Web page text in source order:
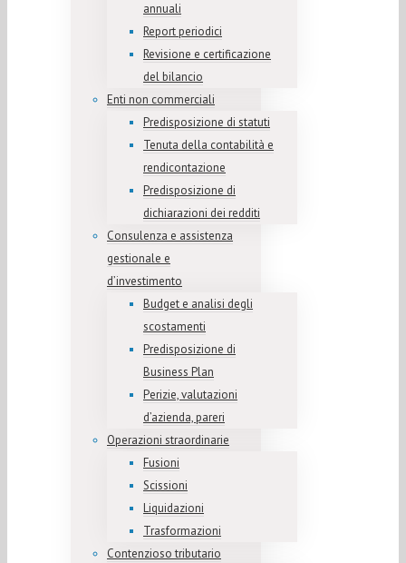
annuali
Report periodici
Revisione e certificazione
del bilancio
Enti non commerciali
Predisposizione di statuti
Tenuta della contabilità e
rendicontazione
Predisposizione di
dichiarazioni dei redditi
Consulenza e assistenza
gestionale e
d’investimento
Budget e analisi degli
scostamenti
Predisposizione di
Business Plan
Perizie, valutazioni
d’azienda, pareri
Operazioni straordinarie
Fusioni
Scissioni
Liquidazioni
Trasformazioni
Contenzioso tributario